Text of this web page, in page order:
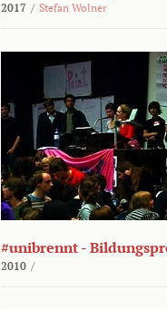
2017 / Stefan Wolner
#unibrennt -
2010 /